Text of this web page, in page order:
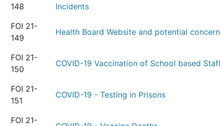
148
Incidents
FOI 21-
149
Health Board Website and potential
FOI 21-
150
COVID-19 Vaccination of School based
FOI 21-
151
COVID-19 - Testing in Prisons
FOI 21-